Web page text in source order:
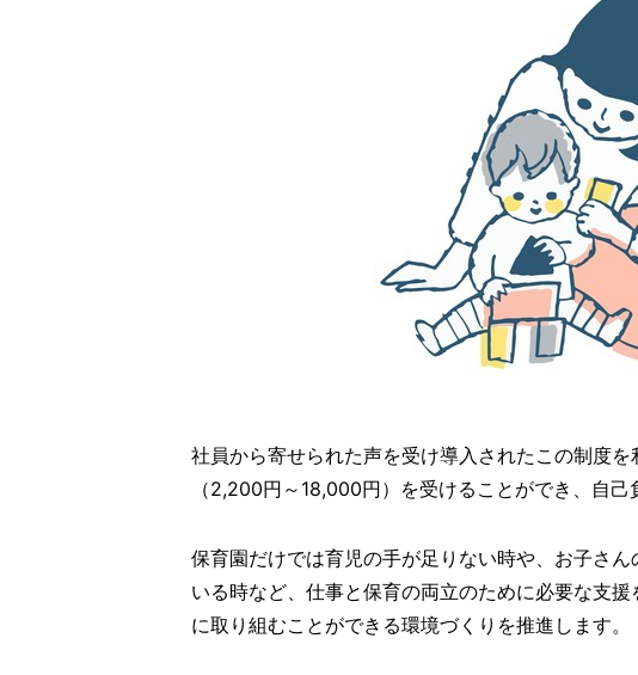
社員から寄せられた声を受け導入されたこの制度
（2,200円～18,000円）を受けることができ、自己
保育園だけでは育児の手が足りない時や、お子さ
いる時など、仕事と保育の両立のために必要な支
に取り組むことができる環境づくりを推進します。